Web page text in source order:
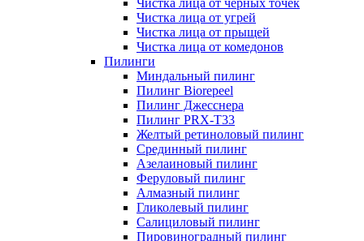
Чистка лица от черных точек
Чистка лица от угрей
Чистка лица от прыщей
Чистка лица от комедонов
Пилинги
Миндальный пилинг
Пилинг Biorepeel
Пилинг Джесснера
Пилинг PRX-T33
Желтый ретиноловый пилинг
Срединный пилинг
Азелаиновый пилинг
Феруловый пилинг
Алмазный пилинг
Гликолевый пилинг
Салициловый пилинг
Пировиноградный пилинг